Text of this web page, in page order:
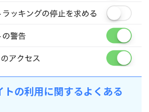
トの利用に関するよくある